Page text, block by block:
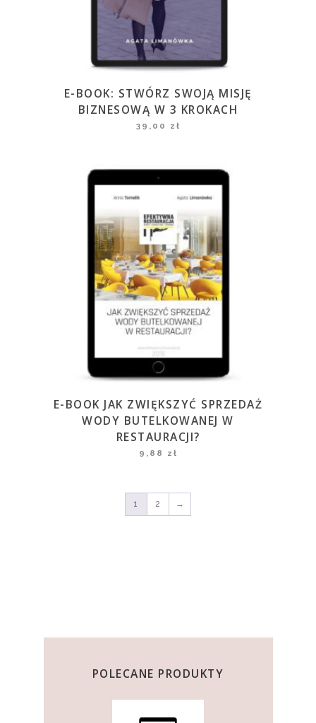
E-BOOK: STWÓRZ SWOJĄ MISJĘ
BIZNESOWĄ W 3 KROKACH
39,00 zł
E-BOOK JAK ZWIĘKSZYĆ SPRZEDAŻ
WODY BUTELKOWANEJ W
RESTAURACJI?
9,88 zł
1 2 →
POLECANE PRODUKTY